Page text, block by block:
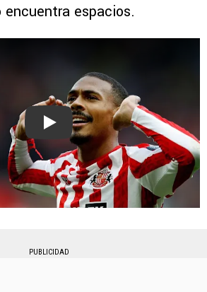
encuentra espacios.
Play
PUBLICIDAD